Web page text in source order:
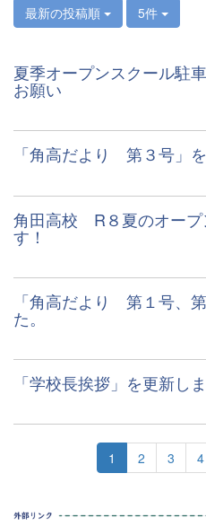
最新の投稿順 5件
夏季オープンスクール駐
お願い
「角高だより 第３号」を
角田高校 R８夏のオープ
す！
「角高だより 第１号、
た。
「学校長挨拶」を更新し
1 2 3 4